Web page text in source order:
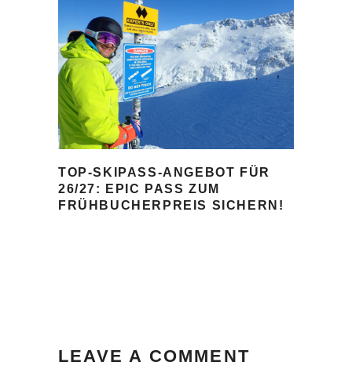
TOP-SKIPASS-ANGEBOT FÜR
26/27: EPIC PASS ZUM
FRÜHBUCHERPREIS SICHERN!
LEAVE A COMMENT